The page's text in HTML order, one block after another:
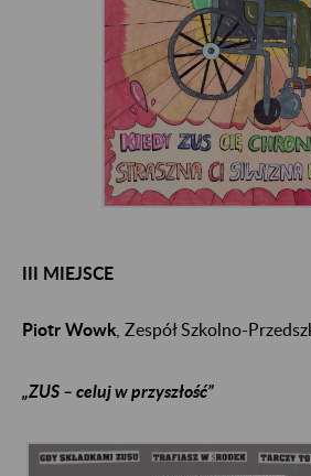
III MIEJSCE
Piotr Wowk , Zespół Szkolno-
„ZUS – celuj w przyszłość”